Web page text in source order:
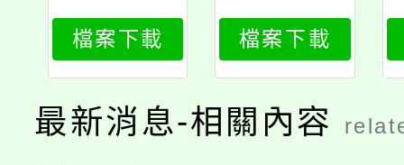
位置圖
檔案下載 檔案下載
最新消息-相關內容